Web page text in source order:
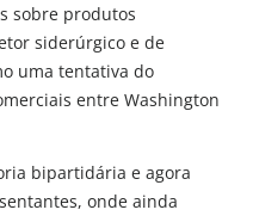
sobre produtos
siderúrgico e de
uma tentativa do
entre Washington
bipartidária e agora
onde ainda